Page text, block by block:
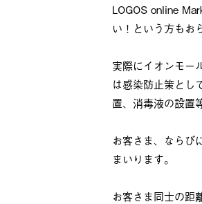
LOGOS online
い！という方もお
実際にイオンモー
は感染防止策とし
置、消毒液の設置
お客さま、ならび
まいります。
お客さま同士の距